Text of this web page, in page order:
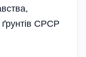
ґрунтів СРСР